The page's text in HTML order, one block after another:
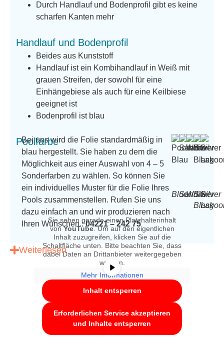
Kundenbewertungen
Sicherheitshinweise
Durch Handlauf und Bodenprofil gibt es keine
scharfen Kanten mehr
Handlauf und Bodenprofil
Beides aus Kunststoff
Handlauf ist ein Kombihandlauf in Weiß mit
grauen Streifen, der sowohl für eine
Einhängebiese als auch für eine Keilbiese
geeignet ist
Bodenprofil ist blau
Poolfarbe
Bei uns wird die Folie standardmäßig in
blau hergestellt. Sie haben zu dem die
Möglichkeit aus einer Auswahl von 4 – 5
Sonderfarben zu wählen. So können Sie
ein individuelles Muster für die Folie Ihres
Pools zusammenstellen. Rufen Sie uns
dazu einfach an und wir produzieren nach
Ihren Wünschen.:04221 – 242 75
BlueSand
White
Silver
Black
Silver
Sie sehen gerade einen Platzhalterinhalt
vonYouTube. Um auf den eigentlichen
Inhalt zuzugreifen, klicken Sie auf die
Schaltfläche unten. Bitte beachten Sie, dass
dabei Daten an Drittanbieter weitergegeben
werden.
Mehr Informationen
Inhalt entsperren
Erforderlichen Service akzeptieren
und Inhalte entsperren
Weiterlesen